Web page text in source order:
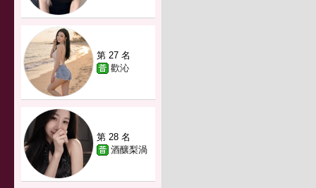
第 27 名
歡沁
第 28 名
酒釀梨渦